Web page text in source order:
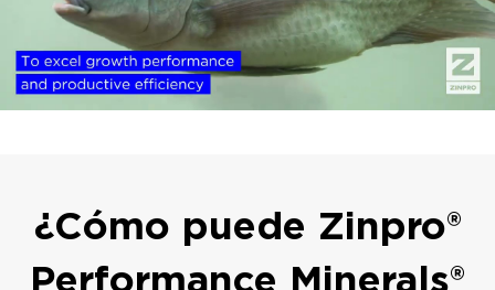
¿Cómo puede Zinpro®
Performance Minerals®